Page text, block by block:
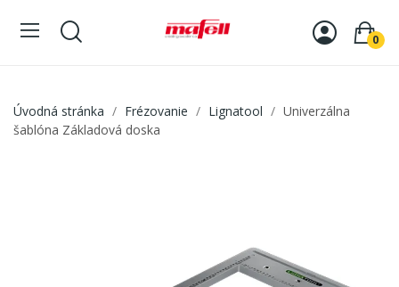
0
Úvodná stránka Frézovanie Lignatool
Univerzálna
šablóna Základová doska